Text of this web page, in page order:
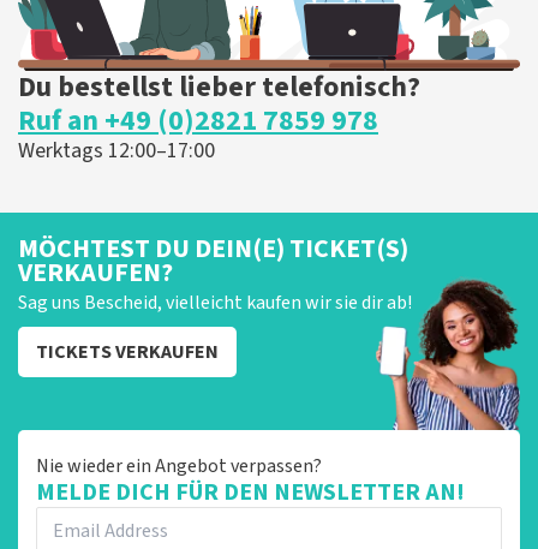
Du bestellst lieber telefonisch?
Ruf an +49 (0)2821 7859 978
Werktags 12:00–17:00
MÖCHTEST DU DEIN(E) TICKET(S)
VERKAUFEN?
Sag uns Bescheid, vielleicht kaufen wir sie dir ab!
TICKETS VERKAUFEN
Nie wieder ein Angebot verpassen?
MELDE DICH FÜR DEN NEWSLETTER AN!